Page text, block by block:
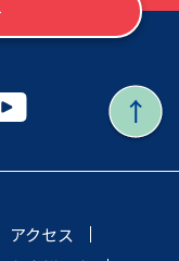
アクセス